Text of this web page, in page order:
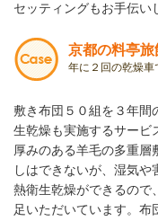
セッティングもお手伝い
京都の料亭旅
年に２回の乾燥
敷き布団５０組を３年間
生乾燥も実施するサービ
厚みのある羊毛の多重
しはできないが、湿気
熱衛生乾燥ができるので
足いただいています。